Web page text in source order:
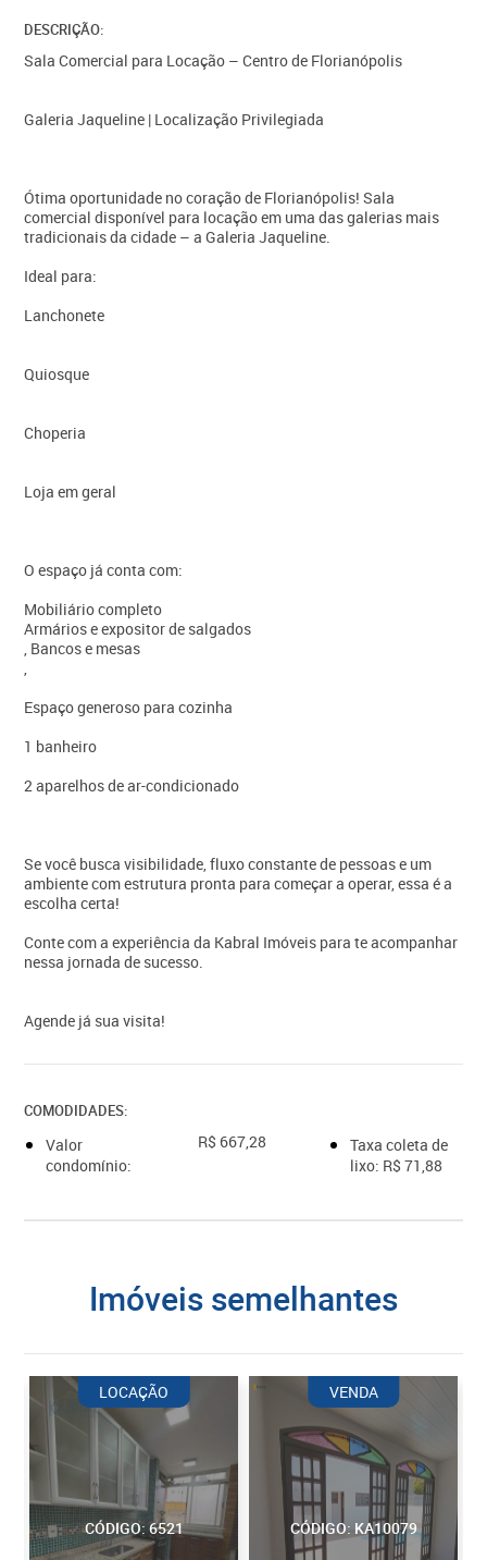
DESCRIÇÃO:
Sala Comercial para Locação – Centro de Florianópolis
Galeria Jaqueline | Localização Privilegiada
Ótima oportunidade no coração de Florianópolis! Sala
comercial disponível para locação em uma das galerias mais
tradicionais da cidade – a Galeria Jaqueline.
Ideal para:
Lanchonete
Quiosque
Choperia
Loja em geral
O espaço já conta com:
Mobiliário completo
Armários e expositor de salgados
, Bancos e mesas
Espaço generoso para cozinha
1 banheiro
2 aparelhos de ar-condicionado
Se você busca visibilidade, fluxo constante de pessoas e um
ambiente com estrutura pronta para começar a operar, essa é a
escolha certa!
Conte com a experiência da Kabral Imóveis para te acompanhar
nessa jornada de sucesso.
Agende já sua visita!
COMODIDADES:
Valor
condomínio:
R$ 667,28
Taxa coleta de
lixo: R$ 71,88
imóveis semelhantes
CÓDIGO: 6521
LOCAÇÃO
CÓDIGO: KA10079
VENDA